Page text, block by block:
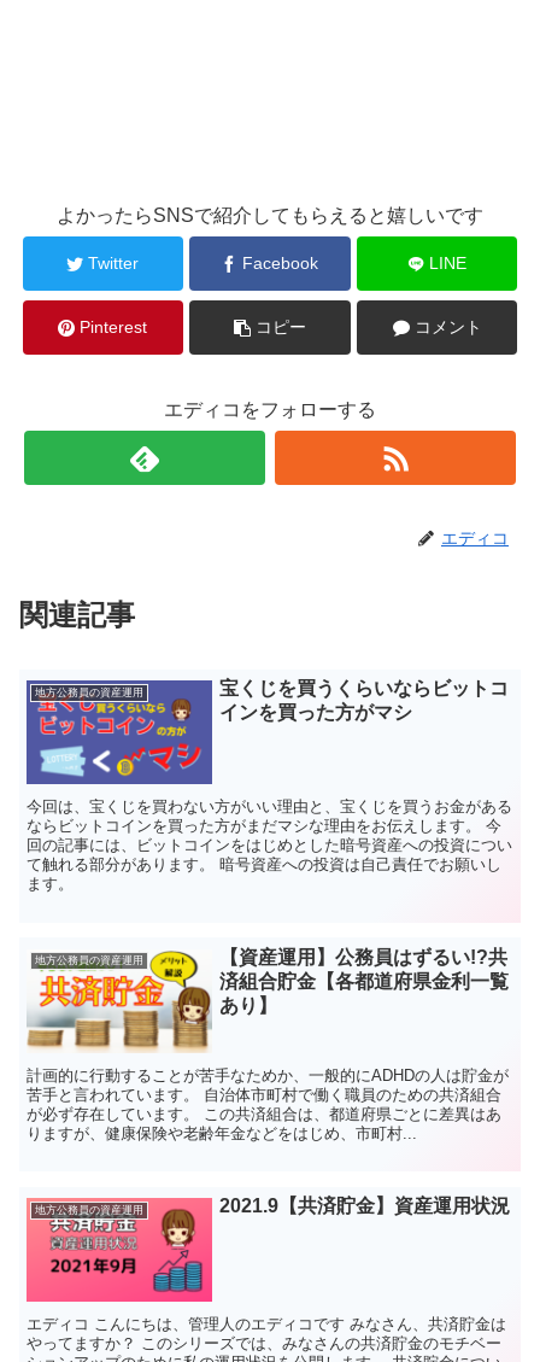
よかったらSNSで紹介してもらえると嬉しいです
Twitter Facebook LINE
Pinterest コピー コメント
エディコをフォローする
エディコ
関連記事
地方公務員の資産運用
宝くじを買うくらいならビットコ
インを買った方がマシ
今回は、宝くじを買わない方がいい理由と、宝くじを買うお金がある
ならビットコインを買った方がまだマシな理由をお伝えします。 今
回の記事には、ビットコインをはじめとした暗号資産への投資につい
て触れる部分があります。 暗号資産への投資は自己責任でお願いし
ます。
地方公務員の資産運用
【資産運用】公務員はずるい!?共
済組合貯金【各都道府県金利一覧
あり】
計画的に行動することが苦手なためか、一般的にADHDの人は貯金が
苦手と言われています。 自治体市町村で働く職員のための共済組合
が必ず存在しています。 この共済組合は、都道府県ごとに差異はあ
りますが、健康保険や老齢年金などをはじめ、市町村...
地方公務員の資産運用 2021.9【共済貯金】資産運用状況
エディコ こんにちは、管理人のエディコです みなさん、共済貯金は
やってますか？ このシリーズでは、みなさんの共済貯金のモチベー